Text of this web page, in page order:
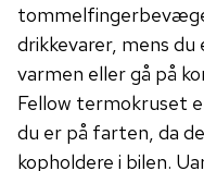
drikkevarer, mens
varmen eller gå på
Fellow termokruset
du er på farten, da
kopholdere i bilen.